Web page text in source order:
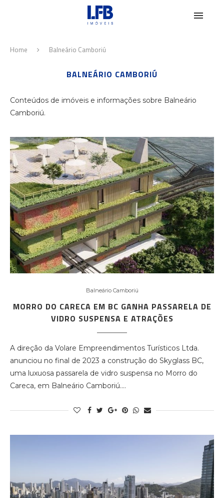
Home Balneário Camboriú
BALNEÁRIO CAMBORIÚ
Conteúdos de imóveis e informações sobre Balneário
Camboriú.
Balneário Camboriú
MORRO DO CARECA EM BC GANHA PASSARELA DE
VIDRO SUSPENSA E ATRAÇÕES
A direção da Volare Empreendimentos Turísticos Ltda.
anunciou no final de 2023 a construção do Skyglass BC,
uma luxuosa passarela de vidro suspensa no Morro do
Careca, em Balneário Camboriú.…